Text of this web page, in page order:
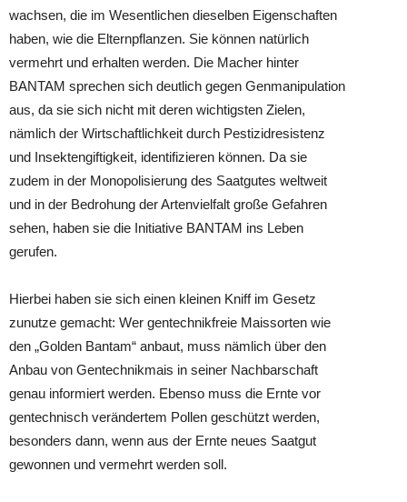
wachsen, die im Wesentlichen dieselben Eigenschaften
haben, wie die Elternpflanzen. Sie können natürlich
vermehrt und erhalten werden. Die Macher hinter
BANTAM sprechen sich deutlich gegen Genmanipulation
aus, da sie sich nicht mit deren wichtigsten Zielen,
nämlich der Wirtschaftlichkeit durch Pestizidresistenz
und Insektengiftigkeit, identifizieren können. Da sie
zudem in der Monopolisierung des Saatgutes weltweit
und in der Bedrohung der Artenvielfalt große Gefahren
sehen, haben sie die Initiative BANTAM ins Leben
gerufen.
Hierbei haben sie sich einen kleinen Kniff im Gesetz
zunutze gemacht: Wer gentechnikfreie Maissorten wie
den „Golden Bantam“ anbaut, muss nämlich über den
Anbau von Gentechnikmais in seiner Nachbarschaft
genau informiert werden. Ebenso muss die Ernte vor
gentechnisch verändertem Pollen geschützt werden,
besonders dann, wenn aus der Ernte neues Saatgut
gewonnen und vermehrt werden soll.